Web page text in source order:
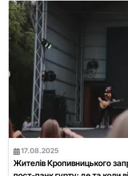
17.08.2025
Жителів Кропивницького